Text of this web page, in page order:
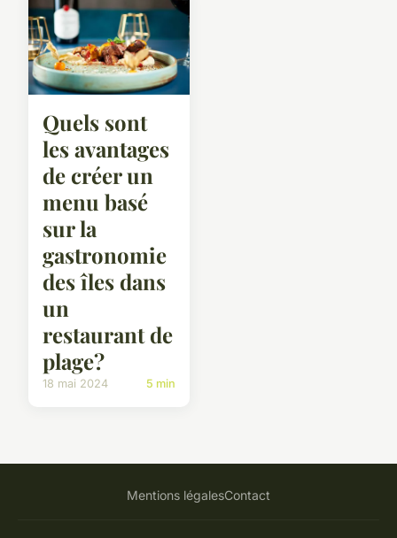
Quels sont
les avantages
de créer un
menu basé
sur la
gastronomie
des îles dans
un
restaurant de
plage?
18 mai 2024 5 min
Mentions légalesContact